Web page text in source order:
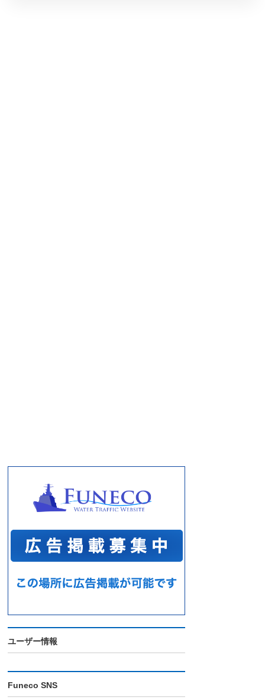
ユーザー情報
Funeco SNS